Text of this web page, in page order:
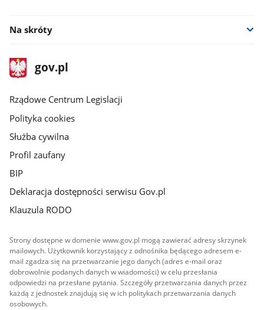
Na skróty
stopka
gov.plStrona
gov.pl
Rządowe Centrum Legislacji
Polityka cookies
Służba cywilna
Profil zaufany
BIP
Deklaracja dostępności serwisu Gov.pl
Klauzula RODO
Strony dostępne w domenie www.gov.pl mogą zawierać adresy skrzynek
mailowych. Użytkownik korzystający z odnośnika będącego adresem e-
mail zgadza się na przetwarzanie jego danych (adres e-mail oraz
dobrowolnie podanych danych w wiadomości) w celu przesłania
odpowiedzi na przesłane pytania. Szczegóły przetwarzania danych przez
każdą z jednostek znajdują się w ich politykach przetwarzania danych
osobowych.